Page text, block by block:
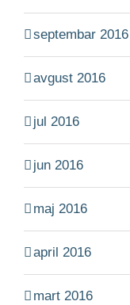
septembar 2016
avgust 2016
jul 2016
jun 2016
maj 2016
april 2016
mart 2016